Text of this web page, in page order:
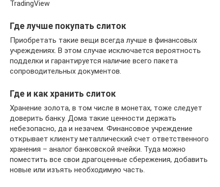
TradingView
Где лучше покупать слиток
Приобретать такие вещи всегда лучше в финансовых
учреждениях. В этом случае исключается вероятность
подделки и гарантируется наличие всего пакета
сопроводительных документов.
Где и как хранить слиток
Хранение золота, в том числе в монетах, тоже следует
доверить банку. Дома такие ценности держать
небезопасно, да и незачем. Финансовое учреждение
открывает клиенту металлический счет ответственного
хранения – аналог банковской ячейки. Туда можно
поместить все свои драгоценные сбережения, добавить
новые или изъять необходимую часть.